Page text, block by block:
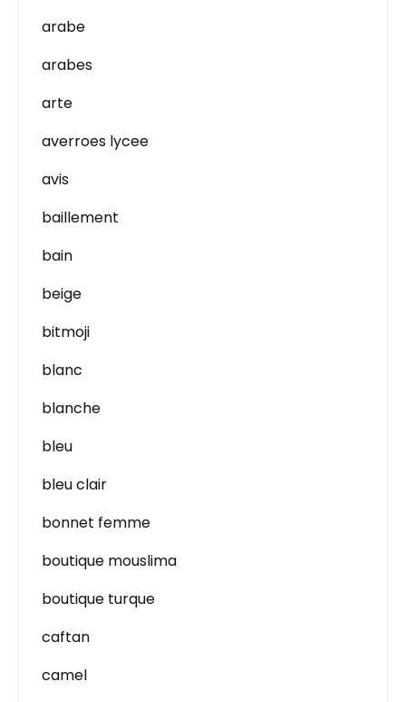
arabe
arabes
arte
averroes lycee
avis
baillement
bain
beige
bitmoji
blanc
blanche
bleu
bleu clair
bonnet femme
boutique mouslima
boutique turque
caftan
camel